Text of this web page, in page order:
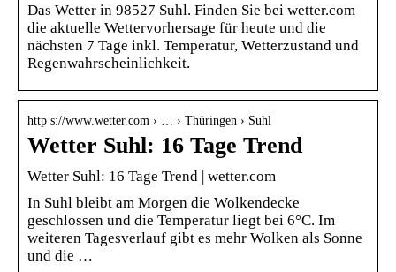
Das Wetter in 98527 Suhl. Finden Sie bei wetter.com
die aktuelle Wettervorhersage für heute und die
nächsten 7 Tage inkl. Temperatur, Wetterzustand und
Regenwahrscheinlichkeit.
http s://www.wetter.com › … › Thüringen › Suhl
Wetter Suhl: 16 Tage Trend
Wetter Suhl: 16 Tage Trend | wetter.com
In Suhl bleibt am Morgen die Wolkendecke
geschlossen und die Temperatur liegt bei 6°C. Im
weiteren Tagesverlauf gibt es mehr Wolken als Sonne
und die …